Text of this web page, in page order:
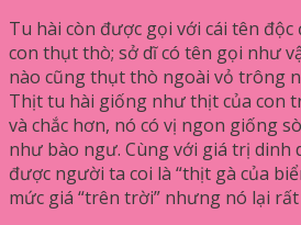
Tu hài còn được gọi với cái tên độc
con thụt thò; sở dĩ có tên gọi như
nào cũng thụt thò ngoài vỏ trông
Thịt tu hài giống như thịt của con
và chắc hơn, nó có vị ngon giống
như bào ngư. Cùng với giá trị dinh
được người ta coi là “thịt gà của
mức giá “trên trời” nhưng nó lại